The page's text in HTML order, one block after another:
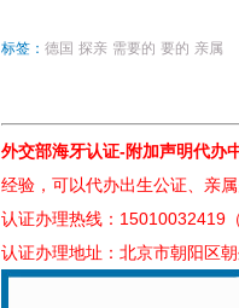
标签： 德国 探亲 需要的 要的 亲属
外交部海牙认证-附加声明代办
经验，可以代办出生公证、亲
认证办理热线：15010032419
认证办理地址：北京市朝阳区